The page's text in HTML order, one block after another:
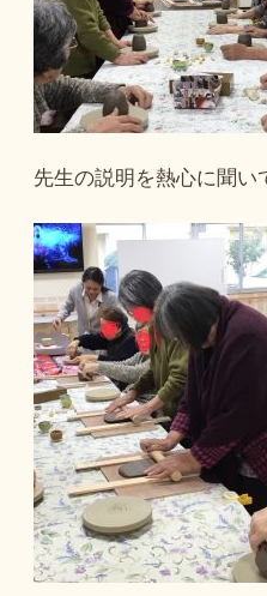
先生の説明を熱心に聞い